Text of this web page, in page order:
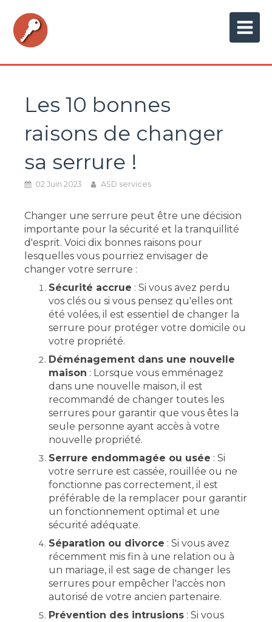
Les 10 bonnes
raisons de changer
sa serrure !
02 Juin 2023 ASD services
Changer une serrure peut être une décision
importante pour la sécurité et la tranquillité
d'esprit. Voici dix bonnes raisons pour
lesquelles vous pourriez envisager de
changer votre serrure :
Sécurité accrue : Si vous avez perdu
vos clés ou si vous pensez qu'elles ont
été volées, il est essentiel de changer la
serrure pour protéger votre domicile ou
votre propriété.
Déménagement dans une nouvelle
maison : Lorsque vous emménagez
dans une nouvelle maison, il est
recommandé de changer toutes les
serrures pour garantir que vous êtes la
seule personne ayant accès à votre
nouvelle propriété.
Serrure endommagée ou usée : Si
votre serrure est cassée, rouillée ou ne
fonctionne pas correctement, il est
préférable de la remplacer pour garantir
un fonctionnement optimal et une
sécurité adéquate.
Séparation ou divorce : Si vous avez
récemment mis fin à une relation ou à
un mariage, il est sage de changer les
serrures pour empêcher l'accès non
autorisé de votre ancien partenaire.
Prévention des intrusions : Si vous